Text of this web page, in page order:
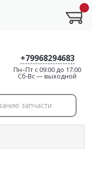
+79968294683
Пн–Пт с 09:00 до 17:00
Cб-Вс — выходной